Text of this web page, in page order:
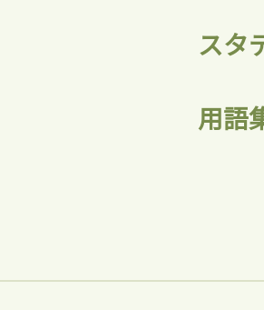
記事をお気に入りに
会員登録
スタ
用語